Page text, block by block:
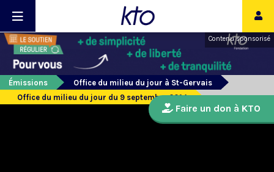
Contenu sponsorisé
Émissions
Office du milieu du jour à St-Gervais
Office du milieu du jour du 9 septembre 2014
Faire un don à KTO